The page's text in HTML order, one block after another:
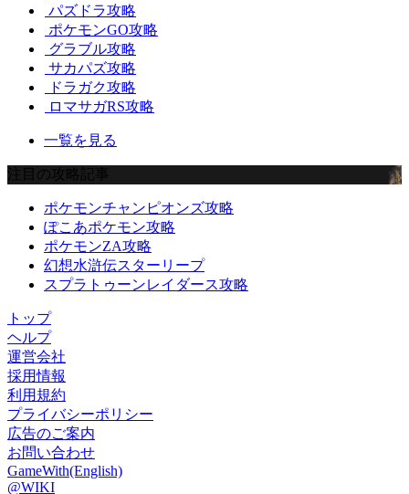
パズドラ攻略
ポケモンGO攻略
グラブル攻略
サカパズ攻略
ドラガク攻略
ロマサガRS攻略
一覧を見る
注目の攻略記事
ポケモンチャンピオンズ攻略
ぽこあポケモン攻略
ポケモンZA攻略
幻想水滸伝スターリープ
スプラトゥーンレイダース攻略
トップ
ヘルプ
運営会社
採用情報
利用規約
プライバシーポリシー
広告のご案内
お問い合わせ
GameWith(English)
@WIKI